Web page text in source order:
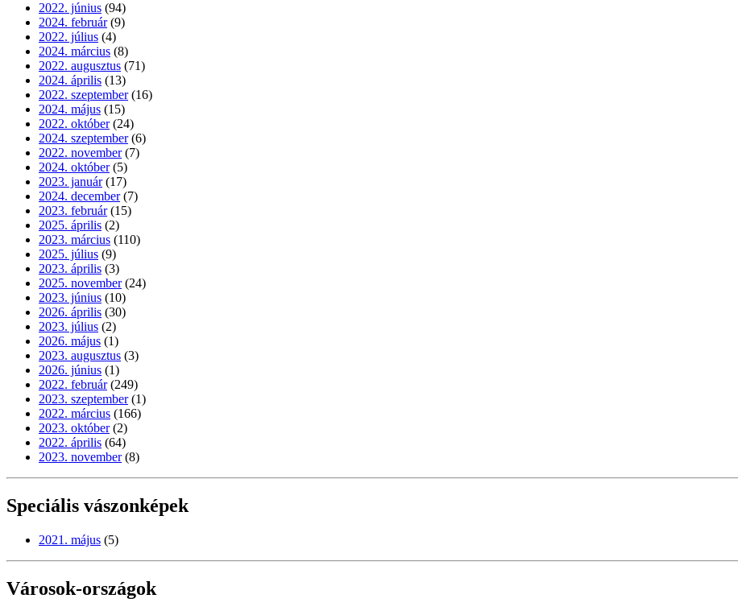
2022. június (94)
2024. február (9)
2022. július (4)
2024. március (8)
2022. augusztus (71)
2024. április (13)
2022. szeptember (16)
2024. május (15)
2022. október (24)
2024. szeptember (6)
2022. november (7)
2024. október (5)
2023. január (17)
2024. december (7)
2023. február (15)
2025. április (2)
2023. március (110)
2025. július (9)
2023. április (3)
2025. november (24)
2023. június (10)
2026. április (30)
2023. július (2)
2026. május (1)
2023. augusztus (3)
2026. június (1)
2022. február (249)
2023. szeptember (1)
2022. március (166)
2023. október (2)
2022. április (64)
2023. november (8)
Speciális vászonképek
2021. május (5)
Városok-országok